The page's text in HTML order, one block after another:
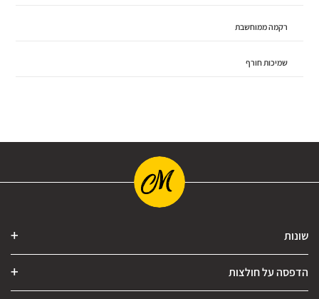
רקמה ממוחשבת
שמיכות חורף
שונות
הדפסה על חולצות